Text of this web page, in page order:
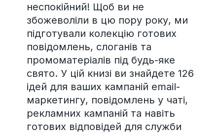
неспокійний! Щоб ви не
збожеволіли в цю пору року, ми
підготували колекцію готових
повідомлень, слоганів та
промоматеріалів під будь-яке
свято. У цій книзі ви знайдете 126
ідей для ваших кампаній email-
маркетингу, повідомлень у чаті,
рекламних кампаній та навіть
готових відповідей для служби